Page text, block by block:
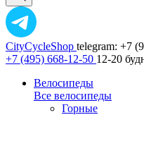
CityCycleShop telegram: +7
+7 (495) 668-12-50 12-20
Велосипеды
Все велосипеды
Горные